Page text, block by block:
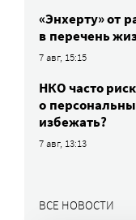
«Энхерту» от
в перечень
7 авг, 15:15
НКО часто
о
избежать?
7 авг, 13:13
ВСЕ НОВОСТИ